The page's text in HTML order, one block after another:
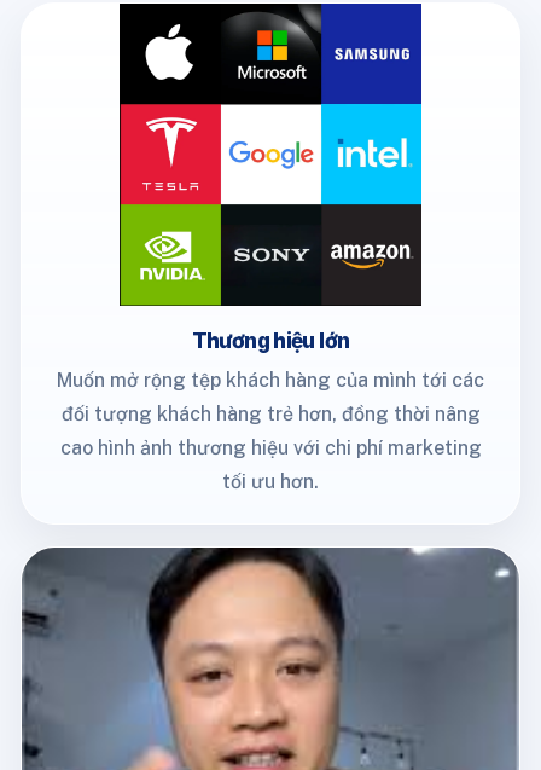
Thương hiệu lớn
Muốn mở rộng tệp khách hàng của mình tới các
đối tượng khách hàng trẻ hơn, đồng thời nâng
cao hình ảnh thương hiệu với chi phí marketing
tối ưu hơn.